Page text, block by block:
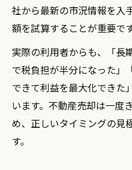
社から最新の市況情報を入
額を試算することが重要です
実際の利用者からも、「長
で税負担が半分になった」
できて利益を最大化できた
います。不動産売却は一度
め、正しいタイミングの見
す。